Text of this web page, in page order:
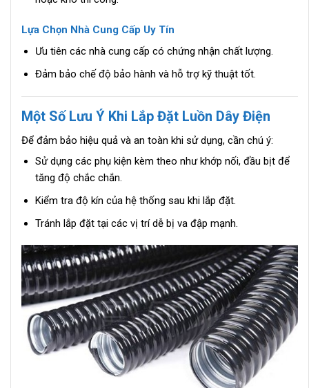
Lựa Chọn Nhà Cung Cấp Uy Tín
Ưu tiên các nhà cung cấp có chứng nhận chất lượng.
Đảm bảo chế độ bảo hành và hỗ trợ kỹ thuật tốt.
Một Số Lưu Ý Khi Lắp Đặt Luồn Dây Điện
Để đảm bảo hiệu quả và an toàn khi sử dụng, cần chú ý:
Sử dụng các phụ kiện kèm theo như khớp nối, đầu bịt để
tăng độ chắc chắn.
Kiểm tra độ kín của hệ thống sau khi lắp đặt.
Tránh lắp đặt tại các vị trí dễ bị va đập mạnh.